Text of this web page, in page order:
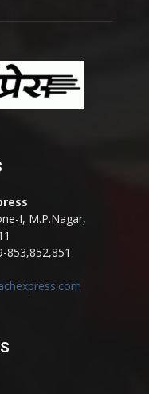
I, M.P.Nagar,
853,852,851